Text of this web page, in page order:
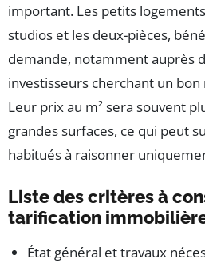
important. Les petits
studios et les deux-pièces,
demande, notamment auprès
investisseurs cherchant un
Leur prix au m² sera souvent
grandes surfaces, ce qui peut
habitués à raisonner
Liste des critères à
tarification
État général et travaux